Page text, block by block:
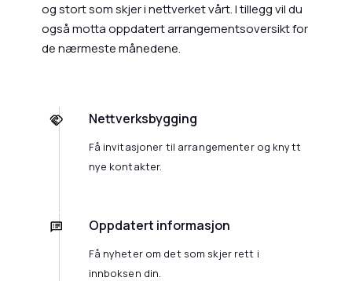
og stort som skjer i nettverket vårt. I tillegg vil du
også motta oppdatert arrangementsoversikt for
de nærmeste månedene.
Nettverksbygging
Få invitasjoner til arrangementer og knytt
nye kontakter.
Oppdatert informasjon
Få nyheter om det som skjer rett i
innboksen din.